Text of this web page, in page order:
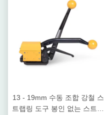
13 - 19mm 수동 조합 강철 스
트랩링 도구 봉인 없는 스트랩